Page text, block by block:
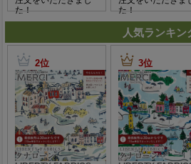
人気ランキン